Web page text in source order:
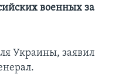
военных за
Украины, заявил